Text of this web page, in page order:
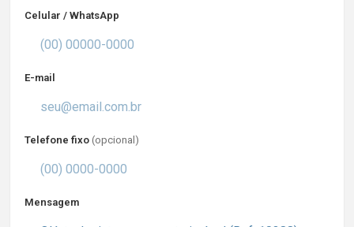
Celular / WhatsApp
E-mail
Telefone fixo (opcional)
Mensagem